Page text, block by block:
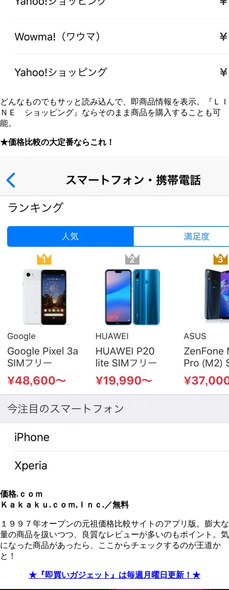
どんなものでもサッと読み込んで、即商品情報を表示。『ＬＩ
ＮＥ ショッピング』ならそのまま商品を購入することも可
能。
★価格比較の大定番ならこれ！
価格.ｃｏｍ
Ｋａｋａｋｕ.ｃｏｍ,Ｉｎｃ.／無料
１９９７年オープンの元祖価格比較サイトのアプリ版。膨大な
量の商品を扱いつつ、良質なレビューが多いのもポイント。気
になった商品があったら、ここからチェックするのが王道か
と！
★『即買いガジェット』は毎週月曜日更新！★